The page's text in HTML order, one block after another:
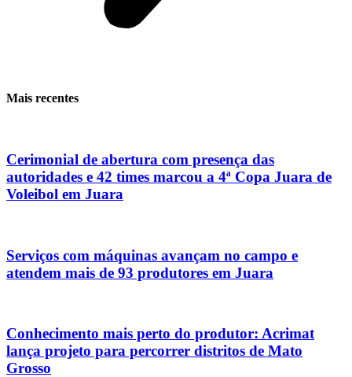
Mais recentes
Cerimonial de abertura com presença das
autoridades e 42 times marcou a 4ª Copa Juara de
Voleibol em Juara
Serviços com máquinas avançam no campo e
atendem mais de 93 produtores em Juara
Conhecimento mais perto do produtor: Acrimat
lança projeto para percorrer distritos de Mato
Grosso